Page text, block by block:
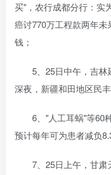
买"，农行成都分行：实
癌讨770万工程款两年
钱；
5、25日中午，吉林
深夜，新疆和田地区民
6、"人工耳蜗"等60
预计每年可为患者减负
7、25日上午，甘